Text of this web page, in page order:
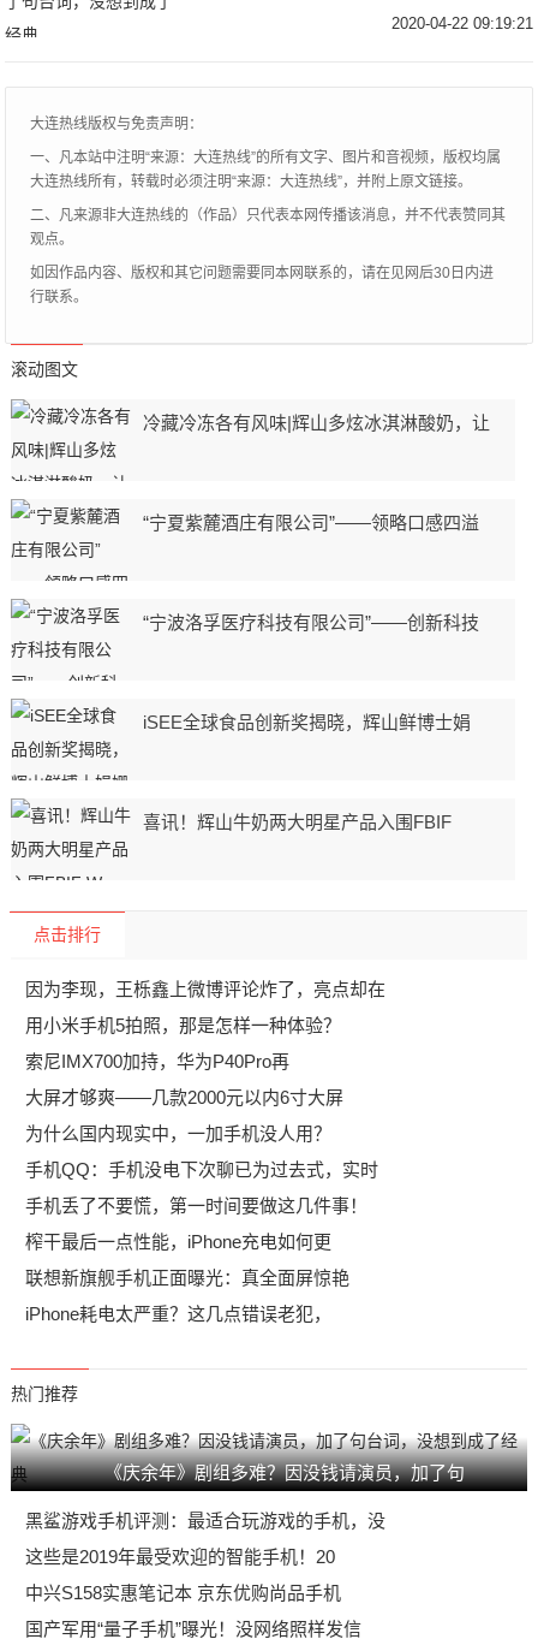
部剧也同时带火了很多演员，像饰演王启年
2020-04-22 09:19:21
大连热线版权与免责声明：
一、凡本站中注明“来源：大连热线”的所有文字、图片和音视频，版权均属
大连热线所有，转载时必须注明“来源：大连热线”，并附上原文链接。
二、凡来源非大连热线的（作品）只代表本网传播该消息，并不代表赞同其
观点。
如因作品内容、版权和其它问题需要同本网联系的，请在见网后30日内进
行联系。
滚动图文
冷藏冷冻各有风味|辉山多炫冰淇淋酸奶，让
“宁夏紫麓酒庄有限公司”——领略口感四溢
“宁波洛孚医疗科技有限公司”——创新科技
iSEE全球食品创新奖揭晓，辉山鲜博士娟
喜讯！辉山牛奶两大明星产品入围FBIF
点击排行
因为李现，王栎鑫上微博评论炸了，亮点却在
用小米手机5拍照，那是怎样一种体验？
索尼IMX700加持，华为P40Pro再
大屏才够爽——几款2000元以内6寸大屏
为什么国内现实中，一加手机没人用？
手机QQ：手机没电下次聊已为过去式，实时
手机丢了不要慌，第一时间要做这几件事！
榨干最后一点性能，iPhone充电如何更
联想新旗舰手机正面曝光：真全面屏惊艳
iPhone耗电太严重？这几点错误老犯，
热门推荐
《庆余年》剧组多难？因没钱请演员，加了句
黑鲨游戏手机评测：最适合玩游戏的手机，没
这些是2019年最受欢迎的智能手机！20
中兴S158实惠笔记本 京东优购尚品手机
国产军用“量子手机”曝光！没网络照样发信